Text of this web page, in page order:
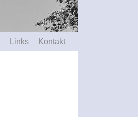
Links Kontakt